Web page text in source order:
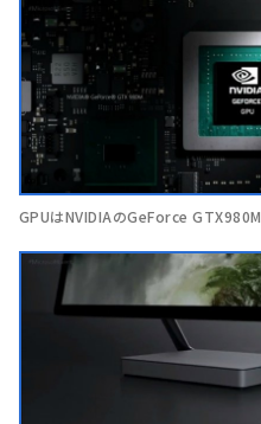
GPUはNVIDIAのGeForce GTX980M